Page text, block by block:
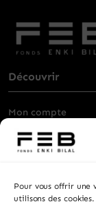
Pour vous offrir une
utilisons des cookies.
Découvrir
Mon compte
Billetterie
Privatisation